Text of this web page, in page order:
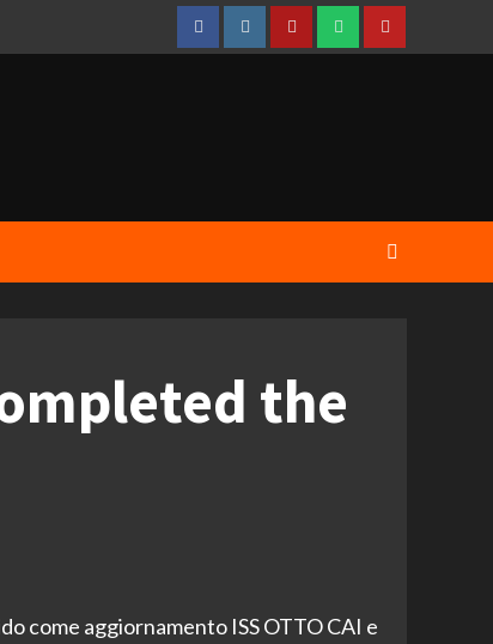
FacebookInstagramTelegramWhatsAppYouTube
the
come aggiornamento ISS OTTO CAI e